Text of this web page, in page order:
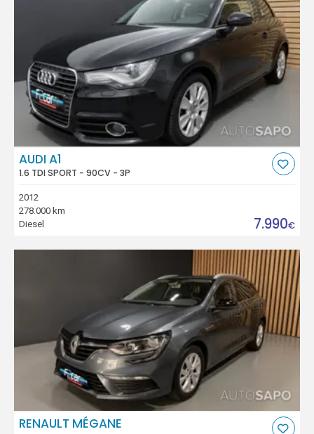
AUDI A1
1.6 TDI SPORT - 90CV - 3P
2012
278.000 km
Diesel
7.990€
RENAULT MÉGANE